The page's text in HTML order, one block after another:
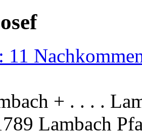
11
+ . . . .
Lambach